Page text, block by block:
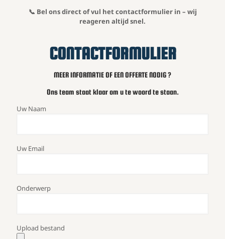
📞 Bel ons direct of vul het contactformulier in – wij
reageren altijd snel.
CONTACTFORMULIER
MEER INFORMATIE OF EEN OFFERTE NODIG ?
Ons team staat klaar om u te woord te staan.
Uw Naam
Uw Email
Onderwerp
Upload bestand